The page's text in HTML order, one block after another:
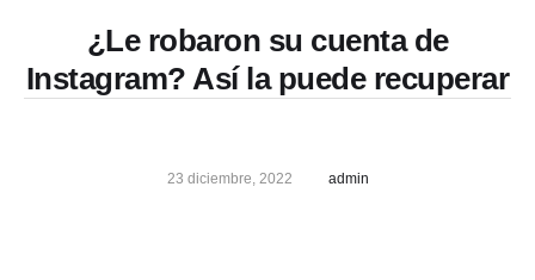
¿Le robaron su cuenta de
Instagram? Así la puede recuperar
23 diciembre, 2022 admin